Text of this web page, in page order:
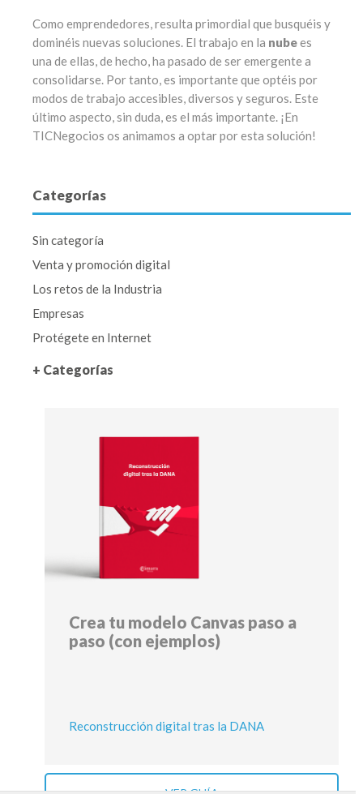
Como emprendedores, resulta primordial que busquéis y
dominéis nuevas soluciones. El trabajo en la nubees
una de ellas, de hecho, ha pasado de ser emergente a
consolidarse. Por tanto, es importante que optéis por
modos de trabajo accesibles, diversos y seguros. Este
último aspecto, sin duda, es el más importante. ¡En
TICNegocios os animamos a optar por esta solución!
Categorías
Sin categoría
Venta y promoción digital
Los retos de la Industria
Empresas
Protégete en Internet
+ Categorías
Crea tu modelo Canvas paso a
paso (con ejemplos)
Reconstrucción digital tras la DANA